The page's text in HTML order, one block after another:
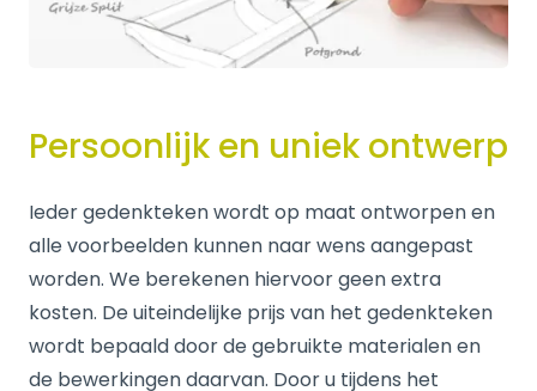
Persoonlijk en uniek ontwerp
Ieder gedenkteken wordt op maat ontworpen en
alle voorbeelden kunnen naar wens aangepast
worden. We berekenen hiervoor geen extra
kosten. De uiteindelijke prijs van het gedenkteken
wordt bepaald door de gebruikte materialen en
de bewerkingen daarvan. Door u tijdens het